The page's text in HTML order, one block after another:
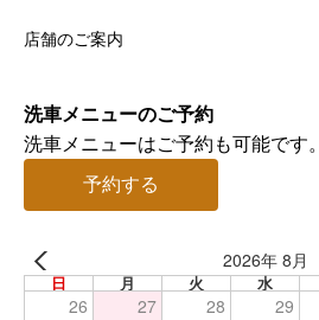
店舗のご案内
洗車メニューのご予約
洗車メニューはご予約も可能です。
予約する
2026年 8月
日 月 火 水
26 27 28 29